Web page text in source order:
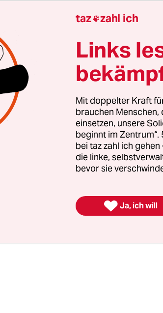
Ali Chamenei hat das
iranischen Atomkonflikts
würdigte er die „aufrichtigen,
der iranischen
Seite keine Stellungnahme
diesem Treffen bedankte sich
die der
gewährt habe.
„einen neuen Schwung
taz zahl ich
Links
Mit doppelter Kraft
brauchen
einsetzen, unsere
beginnt im
bei taz zahl ich
die linke,
bevor sie
 Ja, ich will